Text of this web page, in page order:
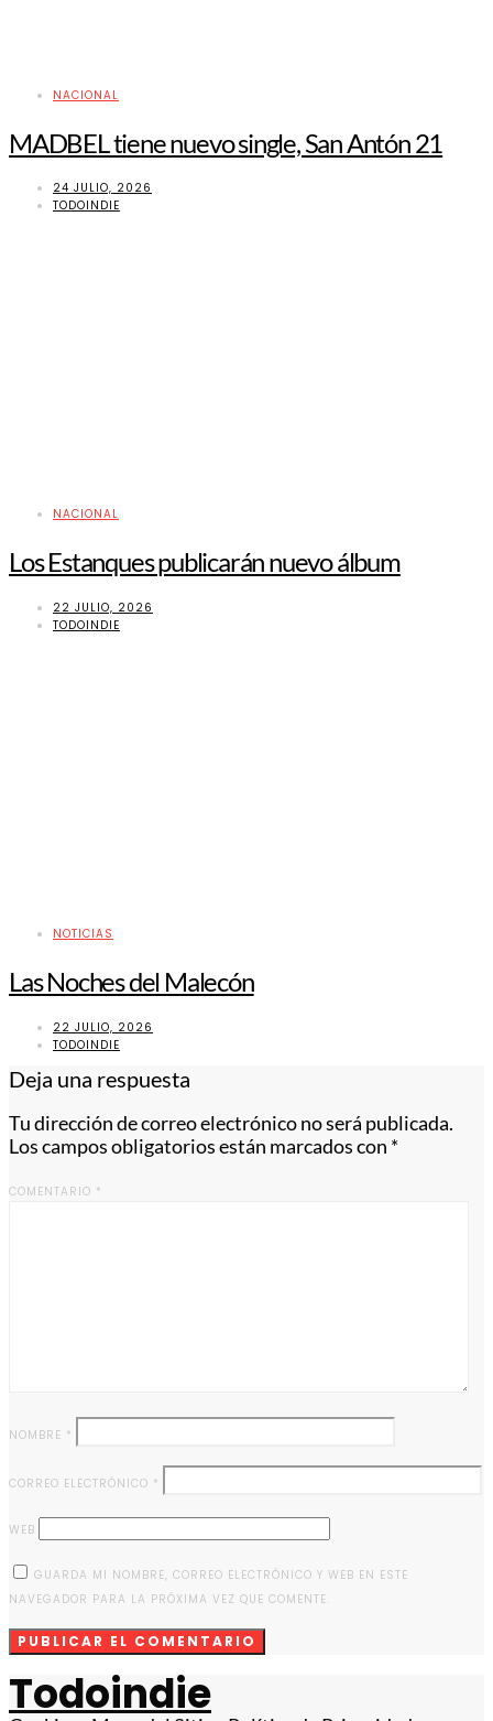
NACIONAL
MADBEL tiene nuevo single, San Antón 21
24 JULIO, 2026
TODOINDIE
NACIONAL
Los Estanques publicarán nuevo álbum
22 JULIO, 2026
TODOINDIE
NOTICIAS
Las Noches del Malecón
22 JULIO, 2026
TODOINDIE
Deja una respuesta
Tu dirección de correo electrónico no será publicada.
Los campos obligatorios están marcados con *
COMENTARIO *
NOMBRE *
CORREO ELECTRÓNICO *
WEB
GUARDA MI NOMBRE, CORREO ELECTRÓNICO Y WEB EN ESTE
NAVEGADOR PARA LA PRÓXIMA VEZ QUE COMENTE.
Todoindie